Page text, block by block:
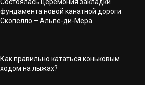
Состоялась церемония закладки
фундамента новой канатной дороги
Скопелло – Альпе-ди-Мера.
Как правильно кататься коньковым
ходом на лыжах?